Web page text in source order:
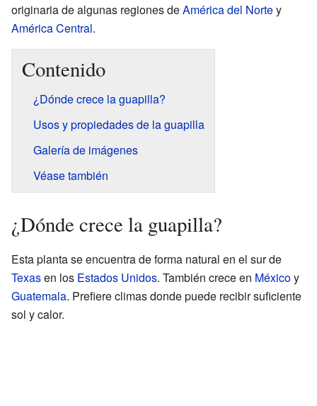
originaria de algunas regiones deAmérica del Nortey
América Central.
Contenido
¿Dónde crece la guapilla?
Usos y propiedades de la guapilla
Galería de imágenes
Véase también
¿Dónde crece la guapilla?
Esta planta se encuentra de forma natural en el sur de
Texasen los Estados Unidos. También crece en Méxicoy
Guatemala. Prefiere climas donde puede recibir suficiente
sol y calor.